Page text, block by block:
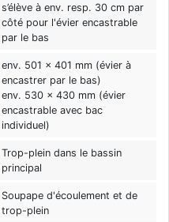
s’élève à env. resp. 30 cm par
côté pour l'évier encastrable
par le bas
env. 501 x 401 mm (évier à
encastrer par le bas)
env. 530 x 430 mm (évier
encastrable avec bac
individuel)
Trop-plein dans le bassin
principal
Soupape d'écoulement et de
trop-plein